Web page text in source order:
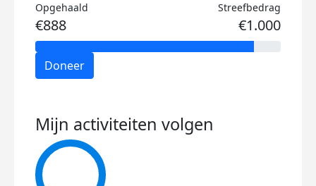
Opgehaald
€888
Streefbedrag
€1.000
Doneer
Mijn activiteiten volgen